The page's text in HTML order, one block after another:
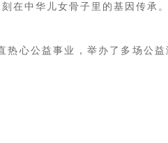
在中华儿女骨子里的基因传承。
心公益事业，举办了多场公